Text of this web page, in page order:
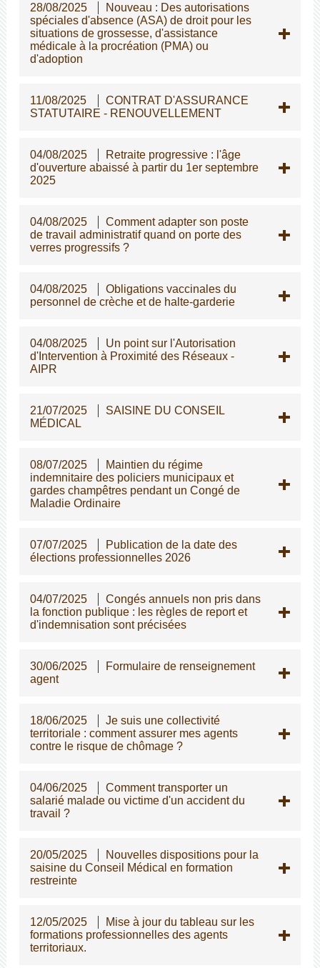
28/08/2025
Nouveau : Des autorisations
spéciales d'absence (ASA) de droit pour les
situations de grossesse, d'assistance
médicale à la procréation (PMA) ou
d'adoption
11/08/2025
CONTRAT D'ASSURANCE
STATUTAIRE - RENOUVELLEMENT
04/08/2025
Retraite progressive : l'âge
d'ouverture abaissé à partir du 1er septembre
2025
04/08/2025
Comment adapter son poste
de travail administratif quand on porte des
verres progressifs ?
04/08/2025
Obligations vaccinales du
personnel de crèche et de halte-garderie
04/08/2025
Un point sur l'Autorisation
d'Intervention à Proximité des Réseaux -
AIPR
21/07/2025
SAISINE DU CONSEIL
MÉDICAL
08/07/2025
Maintien du régime
indemnitaire des policiers municipaux et
gardes champêtres pendant un Congé de
Maladie Ordinaire
07/07/2025
Publication de la date des
élections professionnelles 2026
04/07/2025
Congés annuels non pris dans
la fonction publique : les règles de report et
d'indemnisation sont précisées
30/06/2025
Formulaire de renseignement
agent
18/06/2025
Je suis une collectivité
territoriale : comment assurer mes agents
contre le risque de chômage ?
04/06/2025
Comment transporter un
salarié malade ou victime d'un accident du
travail ?
20/05/2025
Nouvelles dispositions pour la
saisine du Conseil Médical en formation
restreinte
12/05/2025
Mise à jour du tableau sur les
formations professionnelles des agents
territoriaux.